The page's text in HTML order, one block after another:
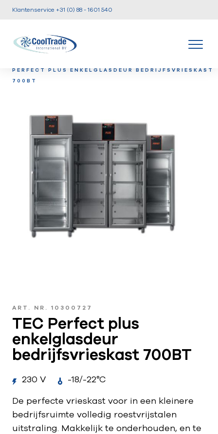
Klantenservice +31 (0) 88 - 1601 540
PERFECT PLUS ENKELGLASDEUR BEDRIJFSVRIESKAST
700BT
ART. NR. 10300727
TEC Perfect plus
enkelglasdeur
bedrijfsvrieskast 700BT
230 V -18/-22°C
De perfecte vrieskast voor in een kleinere
bedrijfsruimte volledig roestvrijstalen
uitstraling. Makkelijk te onderhouden, en te